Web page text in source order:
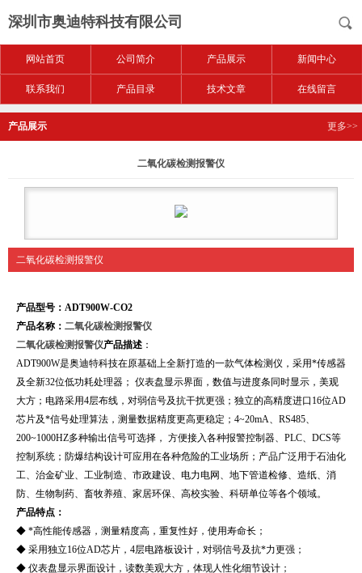
深圳市奥迪特科技有限公司
网站首页 公司简介 产品展示 新闻中心
联系我们 产品目录 技术文章 在线留言
产品展示 更多>>
二氧化碳检测报警仪
二氧化碳检测报警仪
产品型号：ADT900W-CO2
产品名称： 二氧化碳检测报警仪
二氧化碳检测报警仪产品描述 ：
ADT900W是奥迪特科技在原基础上全新打造的一款气体检测仪，采用*传感器
及全新32位低功耗处理器； 仪表盘显示界面，数值与进度条同时显示，美观
大方；电路采用4层布线，对弱信号及抗干扰更强；独立的高精度进口16位AD
芯片及*信号处理算法，测量数据精度更高更稳定；4~20mA、RS485、
200~1000HZ多种输出信号可选择， 方便接入各种报警控制器、PLC、DCS等
控制系统；防爆结构设计可应用在各种危险的工业场所；产品广泛用于石油化
工、治金矿业、工业制造、市政建设、电力电网、地下管道检修、造纸、消
防、生物制药、畜牧养殖、家居环保、高校实验、科研单位等各个领域。
产品特点：
◆ *高性能传感器，测量精度高，重复性好，使用寿命长；
◆ 采用独立16位AD芯片，4层电路板设计，对弱信号及抗*力更强；
◆ 仪表盘显示界面设计，读数美观大方，体现人性化细节设计；